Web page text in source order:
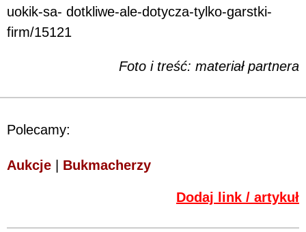
uokik-sa- dotkliwe-ale-dotycza-tylko-garstki-
firm/15121
Foto i treść: materiał partnera
Polecamy:
Aukcje Bukmacherzy
Dodaj link / artykuł